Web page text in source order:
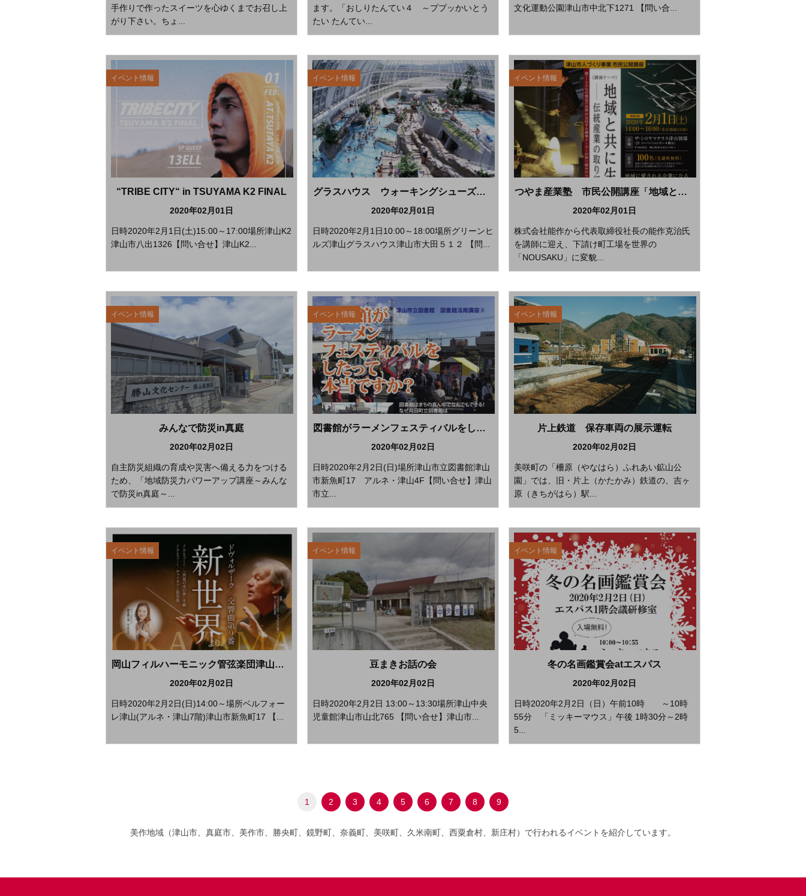
手作りで作ったスイーツを心ゆくまでお召し上
がり下さい。ちょ...
ます。「おしりたんてい４ ～ププッかいとう
たい たんてい...
文化運動公園津山市中北下1271 【問い合...
イベント情報
“TRIBE CITY“ in TSUYAMA K2 FINAL
2020年02月01日
日時2020年2月1日(土)15:00～17:00場所津山K2
津山市八出1326【問い合せ】津山K2...
イベント情報
グラスハウス ウォーキングシューズ無料フィッティングイベント
2020年02月01日
日時2020年2月1日10:00～18:00場所グリーンヒ
ルズ津山グラスハウス津山市大田５１２ 【問...
イベント情報
つやま産業塾 市民公開講座「地域と共に生きる」
2020年02月01日
株式会社能作から代表取締役社長の能作克治氏
を講師に迎え、下請け町工場を世界の
「NOUSAKU」に変貌...
イベント情報
みんなで防災in真庭
2020年02月02日
自主防災組織の育成や災害へ備える力をつける
ため、「地域防災力パワーアップ講座～みんな
で防災in真庭～...
イベント情報
図書館がラーメンフェスティバルをしたって本当ですか？
2020年02月02日
日時2020年2月2日(日)場所津山市立図書館津山
市新魚町17 アルネ・津山4F【問い合せ】津山
市立...
イベント情報
片上鉄道 保存車両の展示運転
2020年02月02日
美咲町の「柵原（やなはら）ふれあい鉱山公
園」では、旧・片上（かたかみ）鉄道の、吉ヶ
原（きちがはら）駅...
イベント情報
岡山フィルハーモニック管弦楽団津山特別公演
2020年02月02日
日時2020年2月2日(日)14:00～場所ベルフォー
レ津山(アルネ・津山7階)津山市新魚町17 【...
イベント情報
豆まきお話の会
2020年02月02日
日時2020年2月2日 13:00～13:30場所津山中央
児童館津山市山北765 【問い合せ】津山市...
イベント情報
冬の名画鑑賞会atエスパス
2020年02月02日
日時2020年2月2日（日）午前10時 ～10時
55分 「ミッキーマウス」午後 1時30分～2時
5...
1 2 3 4 5 6 7 8 9
美作地域（津山市、真庭市、美作市、勝央町、鏡野町、奈義町、美咲町、久米南町、西粟倉村、新庄村）で行われるイベントを紹介しています。